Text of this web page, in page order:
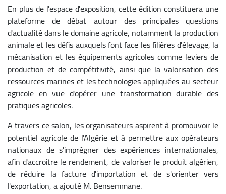
En plus de l'espace d'exposition, cette édition constituera une
plateforme de débat autour des principales questions
d'actualité dans le domaine agricole, notamment la production
animale et les défis auxquels font face les filières d'élevage, la
mécanisation et les équipements agricoles comme leviers de
production et de compétitivité, ainsi que la valorisation des
ressources marines et les technologies appliquées au secteur
agricole en vue d'opérer une transformation durable des
pratiques agricoles.
A travers ce salon, les organisateurs aspirent à promouvoir le
potentiel agricole de l'Algérie et à permettre aux opérateurs
nationaux de s'imprégner des expériences internationales,
afin d'accroître le rendement, de valoriser le produit algérien,
de réduire la facture d'importation et de s'orienter vers
l'exportation, a ajouté M. Bensemmane.